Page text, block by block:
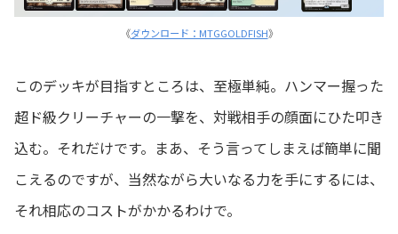
《ダウンロード：MTGGOLDFISH》
このデッキが目指すところは、至極単純。ハンマー握った
超ド級クリーチャーの一撃を、対戦相手の顔面にひた叩き
込む。それだけです。まあ、そう言ってしまえば簡単に聞
こえるのですが、当然ながら大いなる力を手にするには、
それ相応のコストがかかるわけで。